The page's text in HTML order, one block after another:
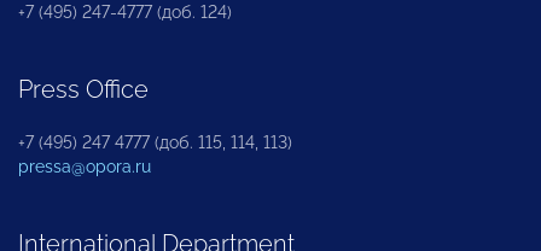
+7 (495) 247-4777 (доб. 124)
Press Office
+7 (495) 247 4777 (доб. 115, 114, 113)
pressa@opora.ru
International Department